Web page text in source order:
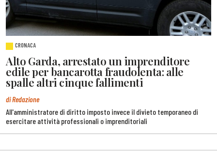
CRONACA
Alto Garda, arrestato un imprenditore
edile per bancarotta fraudolenta: alle
spalle altri cinque fallimenti
di Redazione
All'amministratore di diritto imposto invece il divieto temporaneo di
esercitare attività professionali o imprenditoriali